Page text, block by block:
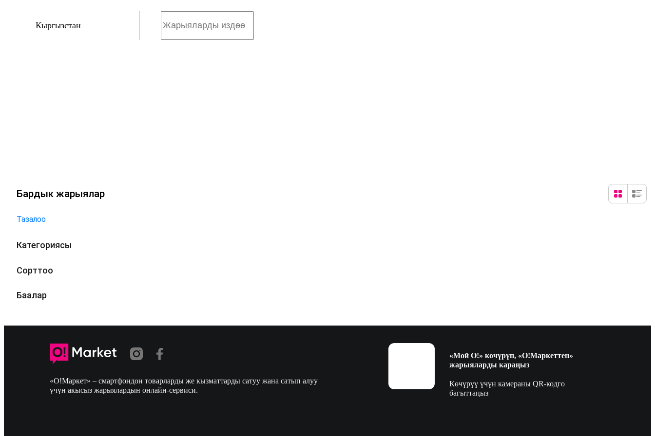
Кыргызстан
Бардык жарыялар
Тазалоо
Категориясы
Сорттоо
Баалар
«О!Маркет» – смартфондон товарларды же кызматтарды сатуу жана сатып алуу
үчүн акысыз жарыялардын онлайн-сервиси.
«Мой О!» көчүрүп, «О!Маркеттен»
жарыяларды караңыз
Көчүрүү үчүн камераны QR-кодго
багыттаңыз